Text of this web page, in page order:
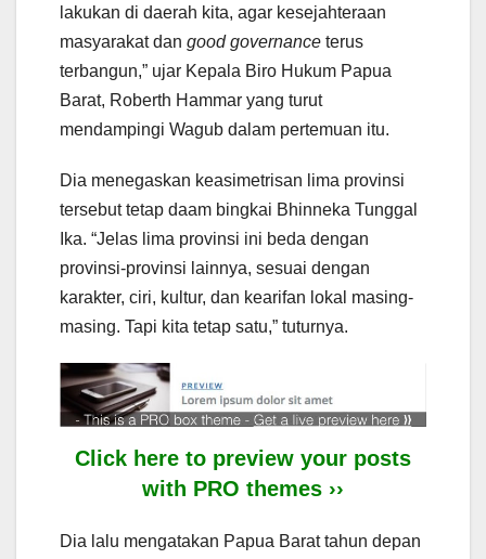
lakukan di daerah kita, agar kesejahteraan
masyarakat dan good governance terus
terbangun,” ujar Kepala Biro Hukum Papua
Barat, Roberth Hammar yang turut
mendampingi Wagub dalam pertemuan itu.
Dia menegaskan keasimetrisan lima provinsi
tersebut tetap daam bingkai Bhinneka Tunggal
Ika. “Jelas lima provinsi ini beda dengan
provinsi-provinsi lainnya, sesuai dengan
karakter, ciri, kultur, dan kearifan lokal masing-
masing. Tapi kita tetap satu,” tuturnya.
Click here to preview your posts
with PRO themes ››
Dia lalu mengatakan Papua Barat tahun depan